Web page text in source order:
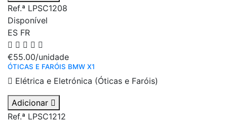
Ref.ª LPSC1208
Disponível
ES FR
€55.00/unidade
ÓTICAS E FARÓIS BMW X1
Elétrica e Eletrónica (Óticas e Faróis)
Adicionar
Ref.ª LPSC1212